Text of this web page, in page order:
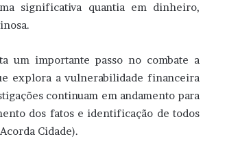
significativa quantia em dinheiro,
um importante passo no combate a
explora a vulnerabilidade financeira
continuam em andamento para
dos fatos e identificação de todos
Cidade).